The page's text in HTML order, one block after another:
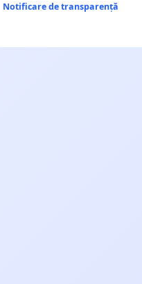
Notificare de transparență